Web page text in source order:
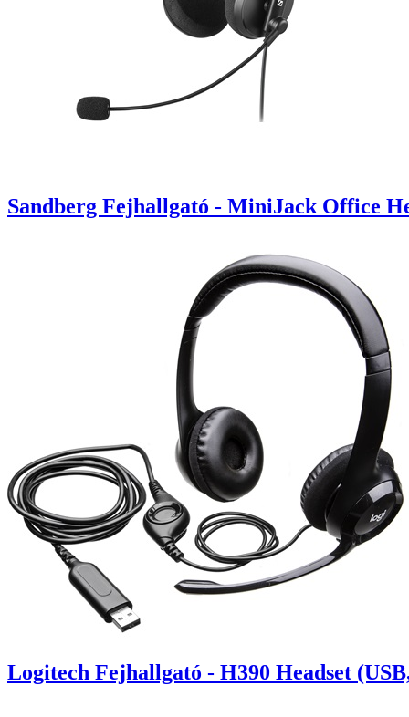
Sandberg Fejhallgató - MiniJack Office
Logitech Fejhallgató - H390 Headset